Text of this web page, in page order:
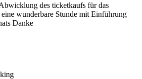
des ticketkaufs für das
wunderbare Stunde mit Einführung
Danke